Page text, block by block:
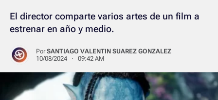
El director comparte varios artes de un film a
estrenar en año y medio.
PorSANTIAGO VALENTIN SUAREZ GONZALEZ
10/08/2024 · 09:42 AM